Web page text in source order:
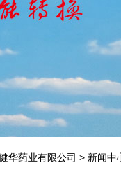
华药业有限公司 > 新闻中